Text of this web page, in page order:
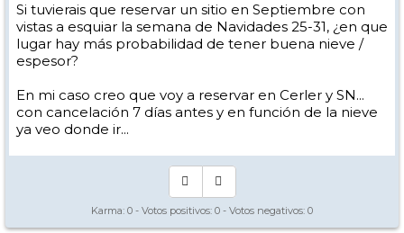
Si tuvierais que reservar un sitio en Septiembre con
vistas a esquiar la semana de Navidades 25-31, ¿en que
lugar hay más probabilidad de tener buena nieve /
espesor?
En mi caso creo que voy a reservar en Cerler y SN...
con cancelación 7 días antes y en función de la nieve
ya veo donde ir...
Karma: 0 - Votos positivos: 0 - Votos negativos: 0